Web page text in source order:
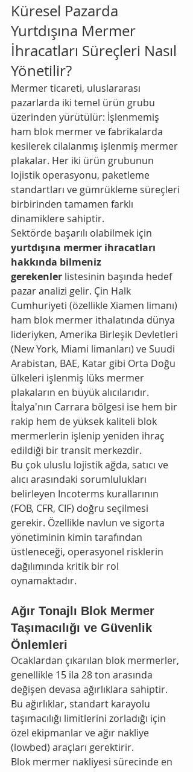
Küresel Pazarda
Yurtdışına Mermer
İhracatları Süreçleri Nasıl
Yönetilir?
Mermer ticareti, uluslararası
pazarlarda iki temel ürün grubu
üzerinden yürütülür: İşlenmemiş
ham blok mermer ve fabrikalarda
kesilerek cilalanmış işlenmiş mermer
plakalar. Her iki ürün grubunun
lojistik operasyonu, paketleme
standartları ve gümrükleme süreçleri
birbirinden tamamen farklı
dinamiklere sahiptir.
Sektörde başarılı olabilmek için
yurtdışına mermer ihracatları
hakkında bilmeniz
gerekenler listesinin başında hedef
pazar analizi gelir. Çin Halk
Cumhuriyeti (özellikle Xiamen limanı)
ham blok mermer ithalatında dünya
lideriyken, Amerika Birleşik Devletleri
(New York, Miami limanları) ve Suudi
Arabistan, BAE, Katar gibi Orta Doğu
ülkeleri işlenmiş lüks mermer
plakaların en büyük alıcılarıdır.
İtalya'nın Carrara bölgesi ise hem bir
rakip hem de yüksek kaliteli blok
mermerlerin işlenip yeniden ihraç
edildiği bir transit merkezdir.
Bu çok uluslu lojistik ağda, satıcı ve
alıcı arasındaki sorumlulukları
belirleyen Incoterms kurallarının
(FOB, CFR, CIF) doğru seçilmesi
gerekir. Özellikle navlun ve sigorta
yönetiminin kimin tarafından
üstleneceği, operasyonel risklerin
dağılımında kritik bir rol
oynamaktadır.
Ağır Tonajlı Blok Mermer
Taşımacılığı ve Güvenlik
Önlemleri
Ocaklardan çıkarılan blok mermerler,
genellikle 15 ila 28 ton arasında
değişen devasa ağırlıklara sahiptir.
Bu ağırlıklar, standart karayolu
taşımacılığı limitlerini zorladığı için
özel ekipmanlar ve ağır nakliye
(lowbed) araçları gerektirir.
Blok mermer nakliyesi sürecinde en